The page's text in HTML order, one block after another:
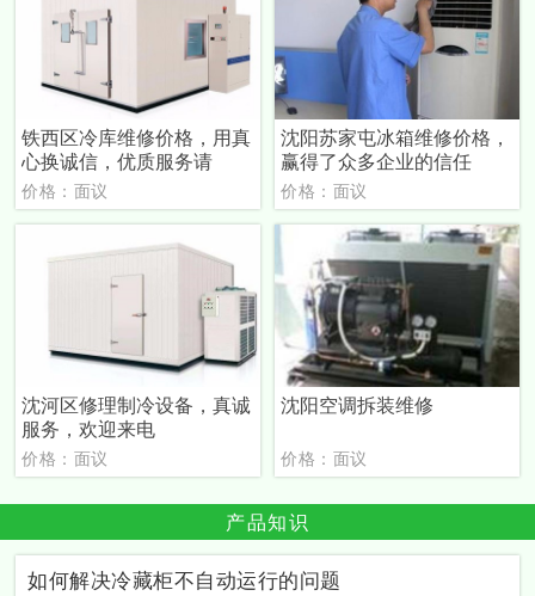
铁西区冷库维修价格，用真
心换诚信，优质服务请
价格：面议
沈阳苏家屯冰箱维修价格，
赢得了众多企业的信任
价格：面议
沈河区修理制冷设备，真诚
服务，欢迎来电
价格：面议
沈阳空调拆装维修
价格：面议
产品知识
如何解决冷藏柜不自动运行的问题